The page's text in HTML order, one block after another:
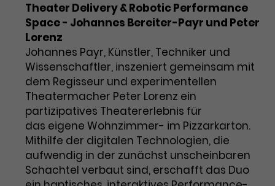
Theater Delivery & Robotic Performance
Space - Johannes Bereiter-Payr und Peter
Lorenz
Johannes Payr, Künstler, Techniker und
Wissenschaftler, inszeniert gemeinsam mit
dem Regisseur und experimentellen
Theatermacher Peter Lorenz ein
partizipatives Theatererlebnis für
das eigene Wohnzimmer- im Pizzarkarton.
Mithilfe der digitalen Technologien, die
aufwendig in der zunächst unscheinbaren
Schachtel verbaut sind, erschafft das Duo